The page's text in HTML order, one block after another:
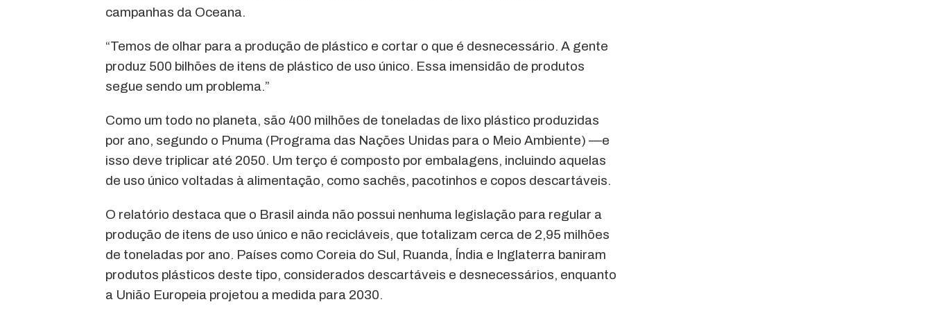
campanhas da Oceana.
“Temos de olhar para a produção de plástico e cortar o que é desnecessário. A gente
produz 500 bilhões de itens de plástico de uso único. Essa imensidão de produtos
segue sendo um problema.”
Como um todo no planeta, são 400 milhões de toneladas de lixo plástico produzidas
por ano, segundo o Pnuma (Programa das Nações Unidas para o Meio Ambiente) —e
isso deve triplicar até 2050. Um terço é composto por embalagens, incluindo aquelas
de uso único voltadas à alimentação, como sachês, pacotinhos e copos descartáveis.
O relatório destaca que o Brasil ainda não possui nenhuma legislação para regular a
produção de itens de uso único e não recicláveis, que totalizam cerca de 2,95 milhões
de toneladas por ano. Países como Coreia do Sul, Ruanda, Índia e Inglaterra baniram
produtos plásticos deste tipo, considerados descartáveis e desnecessários, enquanto
a União Europeia projetou a medida para 2030.